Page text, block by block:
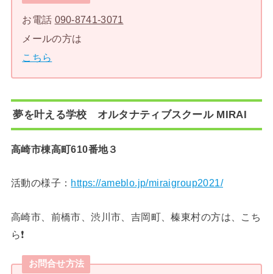
お電話 090-8741-3071
メールの方は
こちら
夢を叶える学校 オルタナティブスクール MIRAI
高崎市棟高町610番地３
活動の様子： https://ameblo.jp/miraigroup2021/
高崎市、前橋市、渋川市、吉岡町、榛東村の方は、こち
ら❗️
お問合せ方法